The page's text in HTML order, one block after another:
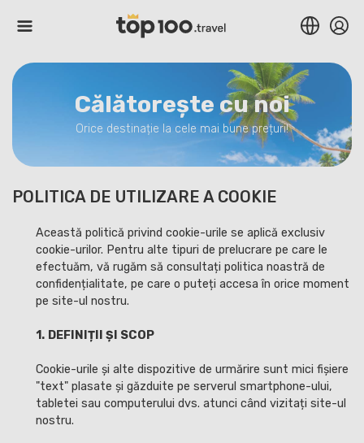
Călătorește cu noi
Orice destinație la cele mai bune prețuri!
POLITICA DE UTILIZARE A COOKIE
Această politică privind cookie-urile se aplică exclusiv
cookie-urilor. Pentru alte tipuri de prelucrare pe care le
efectuăm, vă rugăm să consultați politica noastră de
confidențialitate, pe care o puteți accesa în orice moment
pe site-ul nostru.
1. DEFINIȚII ȘI SCOP
Cookie-urile și alte dispozitive de urmărire sunt mici fișiere
"text" plasate și găzduite pe serverul smartphone-ului,
tabletei sau computerului dvs. atunci când vizitați site-ul
nostru.